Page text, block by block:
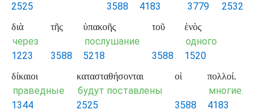
2525
3588
4183
3779
2532
διὰ
через
1223
τῆς
3588
ὑπακοῆς
послушание
5218
τοῦ
3588
ἑνὸς
одного
1520
δίκαιοι
праведные
1344
κατασταθήσονται
будут поставлены
2525
οἱ
3588
πολλοί.
многие.
4183